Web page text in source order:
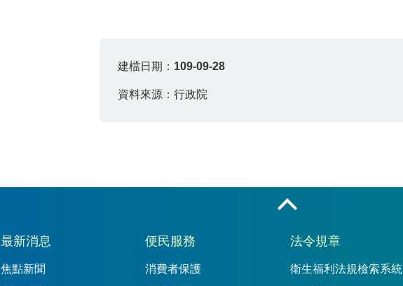
建檔日期： 109-09-28
資料來源：行政院
最新消息
焦點新聞
便民服務
消費者保護
法令規章
衛生福利法規檢索系統